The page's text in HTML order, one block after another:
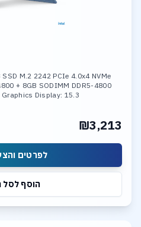
M.2 2242 PCIe 4.0x4 NVMe
+ 8GB SODIMM DDR5-4800
Display: 15.3
₪3,213
לפרטים
הוסף לסל